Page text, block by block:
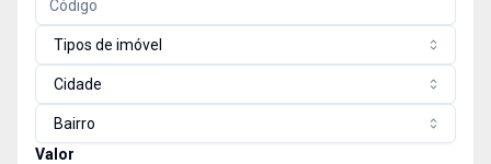
Tipos de imóvel
Cidade
Bairro
Valor